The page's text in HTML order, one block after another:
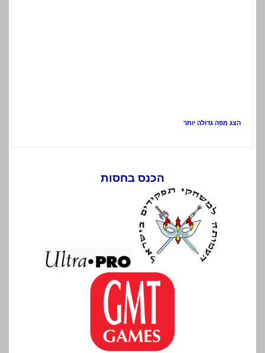
הצג מפה גדולה יותר
הכנס בחסות